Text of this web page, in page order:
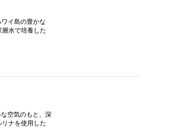
イ島の豊かな
水で培養した
空気のもと、深
ナを使用した